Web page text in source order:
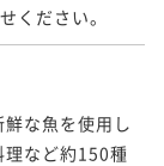
ください。
な魚を使用し
理など約150種